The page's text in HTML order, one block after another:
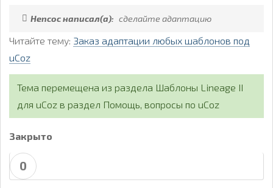
Hencoc написал(а): сделайте адаптацию
Читайте тему: Заказ адаптации любых шаблонов под
uCoz
Тема перемещена из раздела Шаблоны Lineage II
для uCoz в раздел Помощь, вопросы по uCoz
Закрыто
0